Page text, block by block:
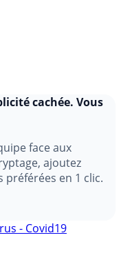
face aux
ajoutez
en 1 clic.